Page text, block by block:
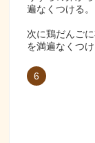
遍なくつける。
次に鶏だんご
を満遍なくつけ
6